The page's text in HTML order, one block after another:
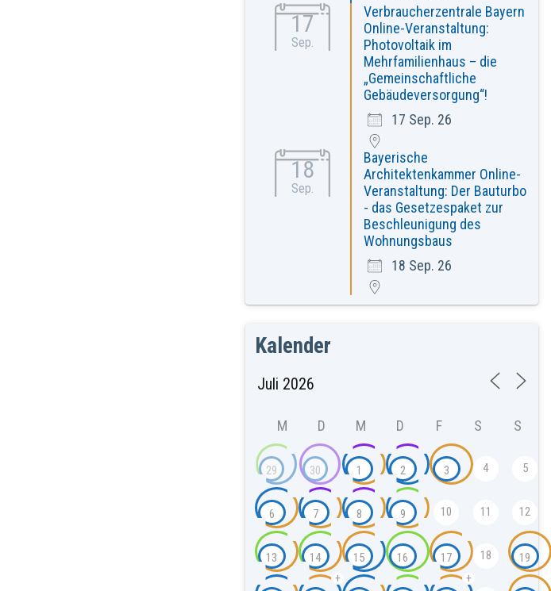
17
Sep.
Verbraucherzentrale Bayern
Online-Veranstaltung:
Photovoltaik im
Mehrfamilienhaus – die
„Gemeinschaftliche
Gebäudeversorgung“!
17 Sep. 26
18
Sep.
Bayerische
Architektenkammer Online-
Veranstaltung: Der Bauturbo
- das Gesetzespaket zur
Beschleunigung des
Wohnungsbaus
18 Sep. 26
Kalender
M D M D F S S
29 30 1 2 3 4 5
6 7 8 9 10 11 12
13 14 15 16 17 18 19
+ +